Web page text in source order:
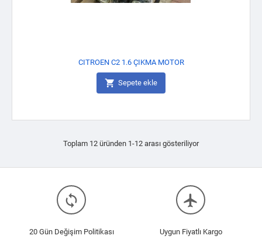
CITROEN C2 1.6 ÇIKMA MOTOR
 Sepete ekle
Toplam 12 üründen 1-12 arası gösteriliyor
loop
20 Gün Değişim Politikası
flight
Uygun Fiyatlı Kargo